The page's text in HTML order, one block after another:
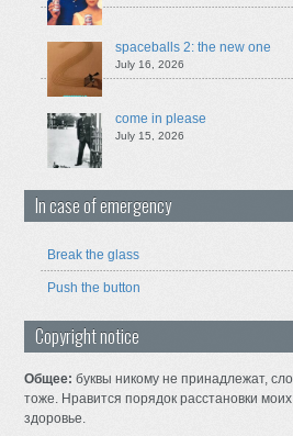
spaceballs 2: the new one
July 16, 2026
come in please
July 15, 2026
In case of emergency
Break the glass
Push the button
Copyright notice
Общее: буквы никому не принадлежат,
тоже. Нравится порядок расстановки
здоровье.